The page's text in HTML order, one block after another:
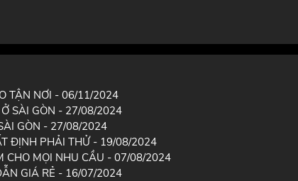
TẬN NƠI - 06/11/2024
SÀI GÒN - 27/08/2024
GÒN - 27/08/2024
ĐỊNH PHẢI THỬ - 19/08/2024
CHO MỌI NHU CẦU - 07/08/2024
GIÁ RẺ - 16/07/2024